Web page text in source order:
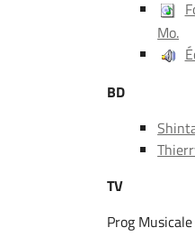
Mo.
BD
TV
Prog Musicale